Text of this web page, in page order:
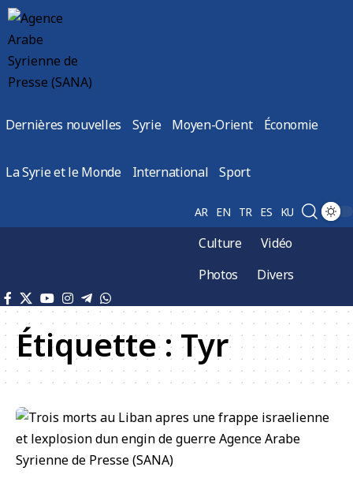
Dernières nouvelles Syrie Moyen-Orient Économie
La Syrie et le Monde International Sport
AR EN TR ES KU
Culture
Vidéo
Photos
Divers
Étiquette : Tyr